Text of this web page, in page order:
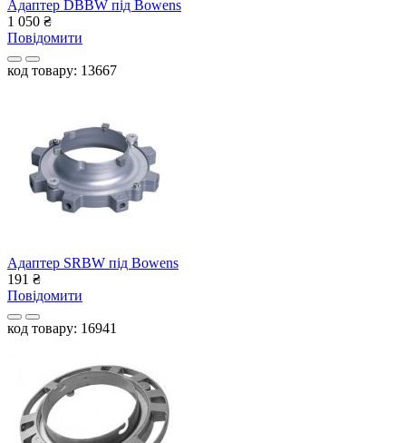
Адаптер DBBW під Bowens
1 050 ₴
Повідомити
код товару: 13667
Адаптер SRBW під Bowens
191 ₴
Повідомити
код товару: 16941